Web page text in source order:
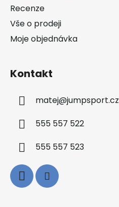
Recenze
Vše o prodeji
Moje objednávka
Kontakt
matej@jumpsport.cz
555 557 522
555 557 523